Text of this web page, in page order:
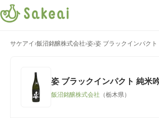
サケアイ ›飯沼銘醸株式会社›姿›姿 ブラックインパク
姿 ブラックインパクト 純米
飯沼銘醸株式会社 （栃木県）